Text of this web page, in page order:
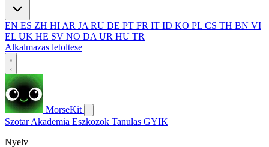
EN ES ZH HI AR JA RU DE PT FR IT ID KO PL CS TH BN VI
EL UK HE SV NO DA UR HU TR
Alkalmazas letoltese
MorseKit
SzotarAkademia Eszkozok Tanulas GYIK
Nyelv